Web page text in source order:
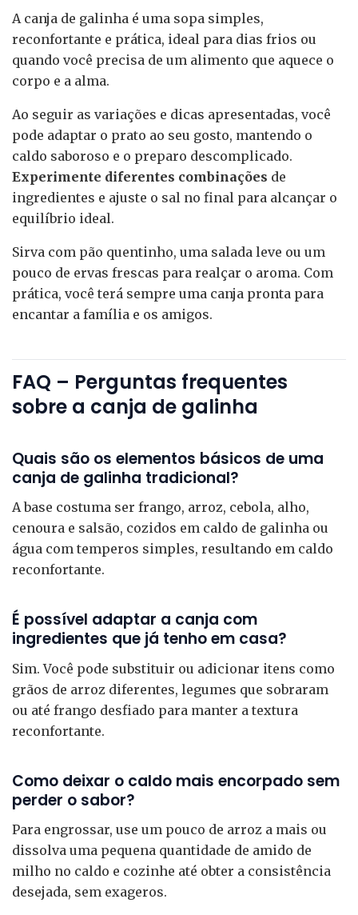
A canja de galinha é uma sopa simples,
reconfortante e prática, ideal para dias frios ou
quando você precisa de um alimento que aquece o
corpo e a alma.
Ao seguir as variações e dicas apresentadas, você
pode adaptar o prato ao seu gosto, mantendo o
caldo saboroso e o preparo descomplicado.
Experimente diferentes combinações de
ingredientes e ajuste o sal no final para alcançar o
equilíbrio ideal.
Sirva com pão quentinho, uma salada leve ou um
pouco de ervas frescas para realçar o aroma. Com
prática, você terá sempre uma canja pronta para
encantar a família e os amigos.
FAQ – Perguntas frequentes
sobre a canja de galinha
Quais são os elementos básicos de uma
canja de galinha tradicional?
A base costuma ser frango, arroz, cebola, alho,
cenoura e salsão, cozidos em caldo de galinha ou
água com temperos simples, resultando em caldo
reconfortante.
É possível adaptar a canja com
ingredientes que já tenho em casa?
Sim. Você pode substituir ou adicionar itens como
grãos de arroz diferentes, legumes que sobraram
ou até frango desfiado para manter a textura
reconfortante.
Como deixar o caldo mais encorpado sem
perder o sabor?
Para engrossar, use um pouco de arroz a mais ou
dissolva uma pequena quantidade de amido de
milho no caldo e cozinhe até obter a consistência
desejada, sem exageros.